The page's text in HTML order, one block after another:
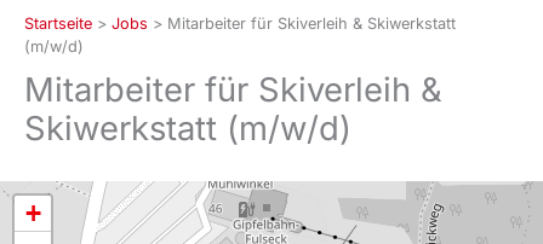
Startseite > Jobs > Mitarbeiter für Skiverleih & Skiwerkstatt
(m/w/d)
Mitarbeiter für Skiverleih &
Skiwerkstatt (m/w/d)
+